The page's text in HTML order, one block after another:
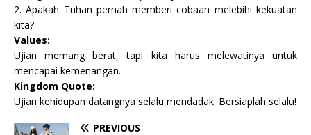
2. Apakah Tuhan pernah memberi cobaan melebihi kekuatan
kita?
Values:
Ujian memang berat, tapi kita harus melewatinya untuk
mencapai kemenangan.
Kingdom Quote:
Ujian kehidupan datangnya selalu mendadak. Bersiaplah selalu!
PREVIOUS